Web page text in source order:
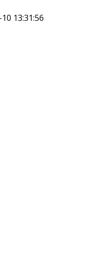
13:31:56